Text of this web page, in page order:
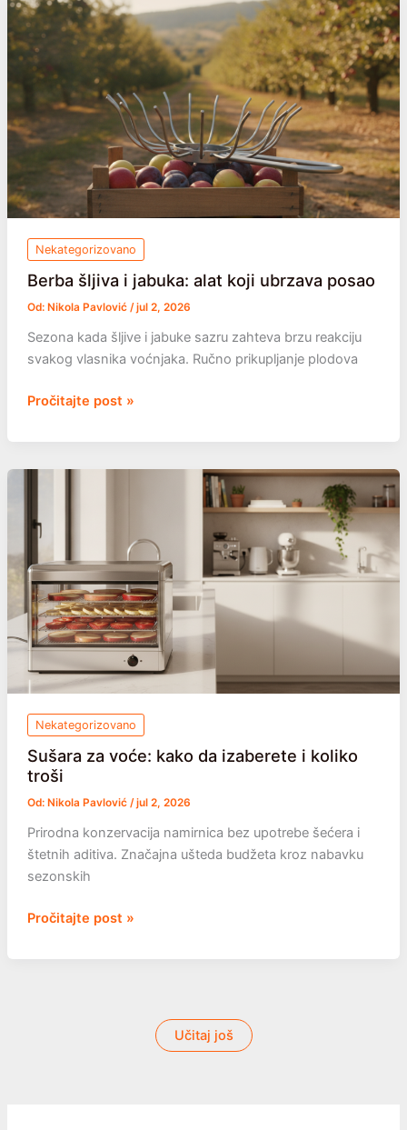
i
da
li
se
isplati
Nekategorizovano
Berba šljiva i jabuka: alat koji ubrzava posao
Od: Nikola Pavlović /jul 2, 2026
Sezona kada šljive i jabuke sazru zahteva brzu reakciju
svakog vlasnika voćnjaka. Ručno prikupljanje plodova
Berba
i
jabuka:
ubrzava
Pročitajte post »
Nekategorizovano
Sušara za voće: kako da izaberete i koliko
troši
Od: Nikola Pavlović /jul 2, 2026
Prirodna konzervacija namirnica bez upotrebe šećera i
štetnih aditiva. Značajna ušteda budžeta kroz nabavku
sezonskih
Sušara
voće:
Pročitajte post »
Učitaj još